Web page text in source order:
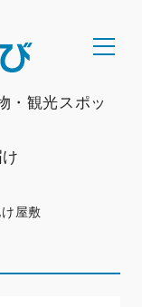
・観光スポッ
屋敷